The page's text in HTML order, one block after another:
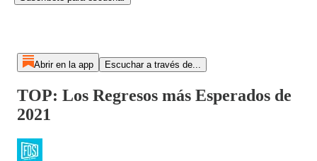
Abrir en la app Escuchar a través de...
TOP: Los Regresos más Esperados de
2021